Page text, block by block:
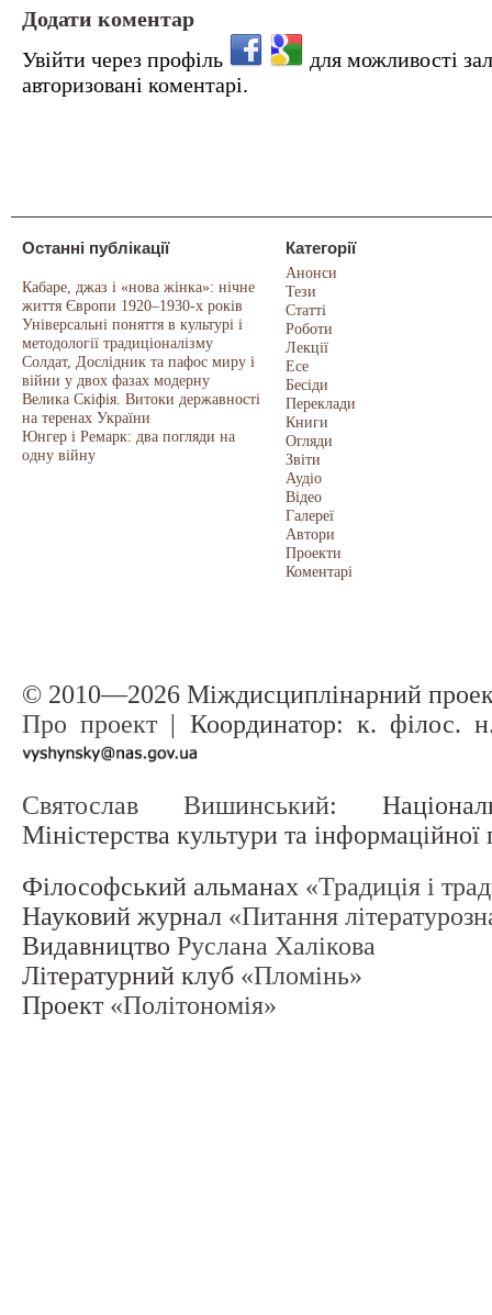
Додати коментар
Увійти через профіль
для можливості
авторизовані коментарі.
Останні публікації
Кабаре, джаз і «нова жінка»: нічне
життя Європи 1920–1930-х років
Універсальні поняття в культурі і
методології традиціоналізму
Солдат, Дослідник та пафос миру і
війни у двох фазах модерну
Велика Скіфія. Витоки державності
на теренах України
Юнгер і Ремарк: два погляди на
одну війну
Категорії
Анонси
Тези
Статті
Роботи
Лекції
Есе
Бесіди
Переклади
Книги
Огляди
Звіти
Аудіо
Відео
Галереї
Автори
Проекти
Коментарі
© 2010—2026 Міждисциплінарний
Про проект| Координатор: к. філос.
Святослав Вишинський:
Міністерства культури та
Філософський альманах «Традиція і
Науковий журнал «Питання
Видавництво Руслана Халікова
Літературний клуб «Пломінь»
Проект «Політономія»